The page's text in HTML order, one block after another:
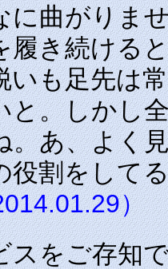
に曲がりま
履き続ける
いも足先は
と。しかし
。あ、よく
役割をして
）
スをご存知